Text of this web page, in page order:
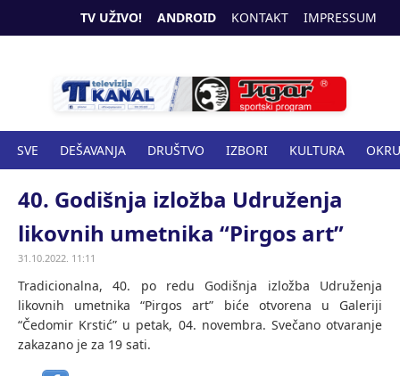
TV UŽIVO! ANDROID KONTAKT IMPRESSUM
SVE DEŠAVANJA DRUŠTVO IZBORI KULTURA
SPORT ZANIMLJIVOSTI ZDRAVSTVO
40. Godišnja izložba Udruženja
likovnih umetnika “Pirgos art”
31.10.2022. 11:11
Tradicionalna, 40. po redu Godišnja izložba Udruženja
likovnih umetnika “Pirgos art” biće otvorena u Galeriji
“Čedomir Krstić” u petak, 04. novembra. Svečano otvaranje
zakazano je za 19 sati.